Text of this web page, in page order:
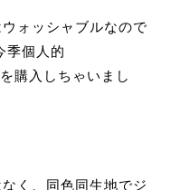
ォッシャブルなので
季個人的
購入しちゃいまし
く、同色同生地でジ